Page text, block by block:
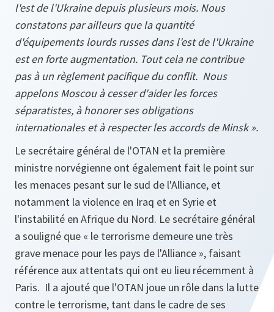
l'est de l'Ukraine depuis plusieurs mois. Nous
constatons par ailleurs que la quantité
d'équipements lourds russes dans l'est de l'Ukraine
est en forte augmentation. Tout cela ne contribue
pas à un règlement pacifique du conflit. Nous
appelons Moscou à cesser d'aider les forces
séparatistes, à honorer ses obligations
internationales et à respecter les accords de Minsk ».
Le secrétaire général de l'OTAN et la première
ministre norvégienne ont également fait le point sur
les menaces pesant sur le sud de l'Alliance, et
notamment la violence en Iraq et en Syrie et
l'instabilité en Afrique du Nord. Le secrétaire général
a souligné que « le terrorisme demeure une très
grave menace pour les pays de l'Alliance », faisant
référence aux attentats qui ont eu lieu récemment à
Paris. Il a ajouté que l'OTAN joue un rôle dans la lutte
contre le terrorisme, tant dans le cadre de ses